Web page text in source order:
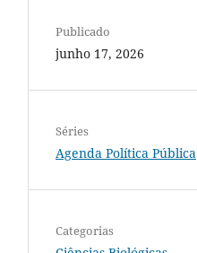
Publicado
junho 17, 2026
Séries
Agenda Política Pública
Categorias